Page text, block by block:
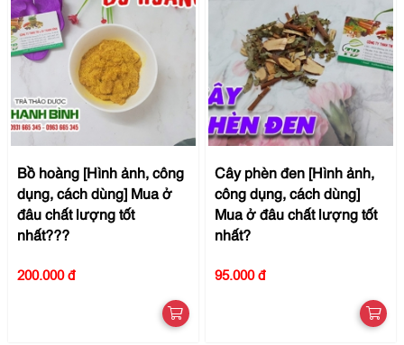
Bồ hoàng [Hình ảnh, công
dụng, cách dùng] Mua ở
đâu chất lượng tốt
nhất???
200.000 đ
Cây phèn đen [Hình ảnh,
công dụng, cách dùng]
Mua ở đâu chất lượng tốt
nhất?
95.000 đ